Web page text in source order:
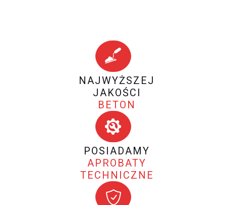
NAJWYŻSZEJ
JAKOŚCI
BETON
POSIADAMY
APROBATY
TECHNICZNE